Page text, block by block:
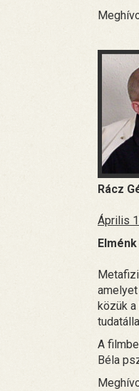
Rácz
Április
közük
A
Béla